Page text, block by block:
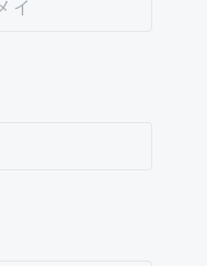
須
円(税込)・30㎡
登録料別途発生い
保証サービス利用
の40%、継続保証料: